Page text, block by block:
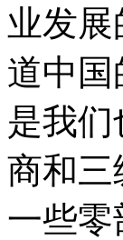
业发
道中
是我
商和三
一些